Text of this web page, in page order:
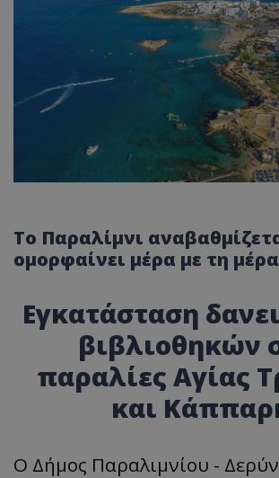
Το Παραλίμνι
ομορφαίνει μέρα με τη
Εγκατάσταση
βιβλιοθηκών
παραλίες Αγίας
και
Ο Δήμος Παραλιμνίου -